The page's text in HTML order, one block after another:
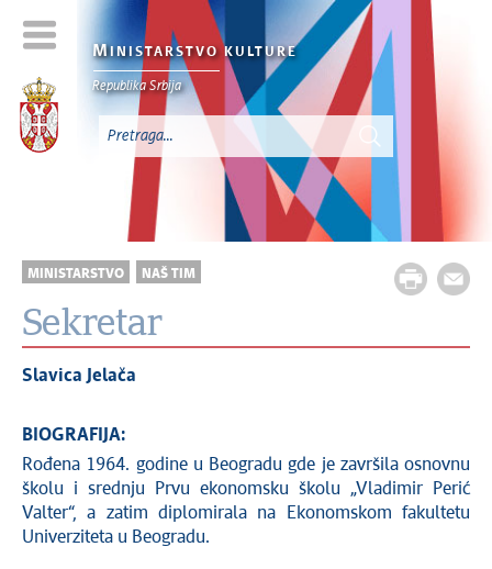
M INISTARSTVO KULTURE
Republika Srbija
MINISTARSTVO NAŠ TIM
Sekretar
Slavica Jelača
BIOGRAFIJA:
Rođena 1964. godine u Beogradu gde je završila osnovnu
školu i srednju Prvu ekonomsku školu „Vladimir Perić
Valter“, a zatim diplomirala na Ekonomskom fakultetu
Univerziteta u Beogradu.